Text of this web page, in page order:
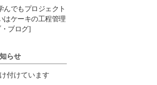
んでもプロジェクト
はケーキの工程管理
ブログ]
らせ
付けています